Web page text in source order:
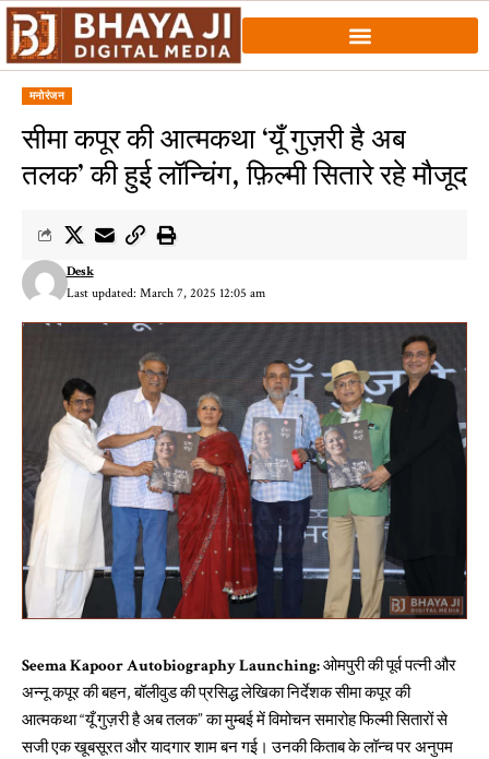
मनोरंजन
सीमा कपूर की आत्मकथा ‘यूँ गुज़री है अब
तलक’ की हुई लॉन्चिंग, फ़िल्मी सितारे रहे मौजूद
Last updated: March 7, 2025 12:05 am
Desk
Seema Kapoor Autobiography Launching:ओमपुरी की पूर्व पत्नी और
अन्नू कपूर की बहन, बॉलीवुड की प्रसिद्ध लेखिका निर्देशक सीमा कपूर की
आत्मकथा “यूँ गुज़री है अब तलक” का मुम्बई में विमोचन समारोह फिल्मी सितारों से
सजी एक खूबसूरत और यादगार शाम बन गई। उनकी किताब के लॉन्च पर अनुपम